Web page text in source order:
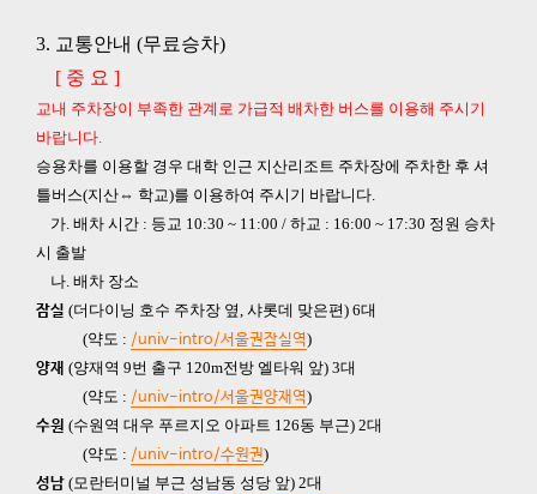
3. 교통안내 (무료승차)
[ 중 요 ]
교내 주차장이 부족한 관계로 가급적 배차한 버스를 이용해 주시기
바랍니다.
승용차를 이용할 경우 대학 인근 지산리조트 주차장에 주차한 후 셔
틀버스(지산⇔ 학교)를 이용하여 주시기 바랍니다.
가. 배차 시간 : 등교 10:30 ~ 11:00 / 하교 : 16:00 ~ 17:30 정원 승차
시 출발
나. 배차 장소
잠실 (더다이닝 호수 주차장 옆, 샤롯데 맞은편) 6대
(약도 : /univ-intro/서울권잠실역)
양재 (양재역 9번 출구 120m전방 엘타워 앞) 3대
(약도 : /univ-intro/서울권양재역)
수원 (수원역 대우 푸르지오 아파트 126동 부근) 2대
(약도 : /univ-intro/수원권)
성남 (모란터미널 부근 성남동 성당 앞) 2대